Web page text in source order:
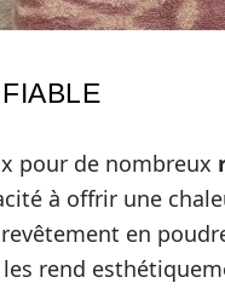
pour de nombreux
à offrir une
en
rend